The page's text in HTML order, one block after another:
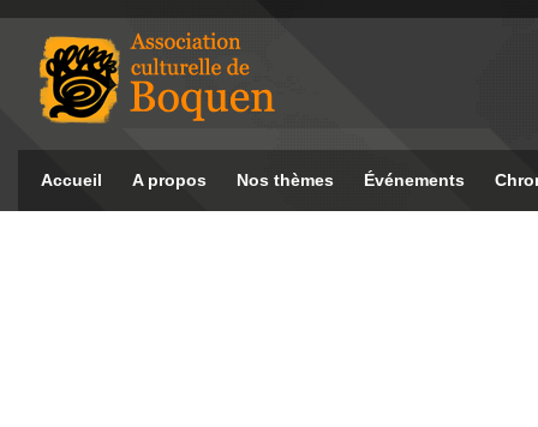
Accueil A propos Nos thèmes Événements